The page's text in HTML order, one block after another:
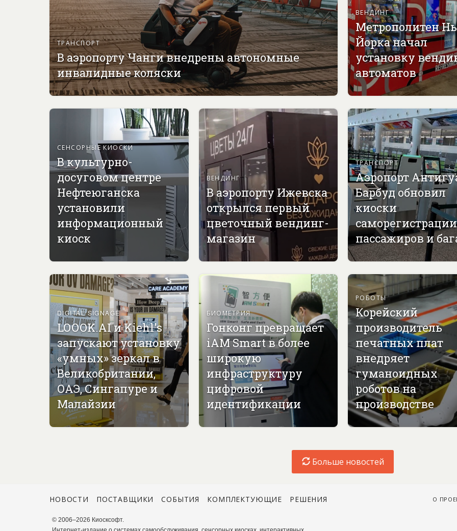
ТРАНСПОРТ
В аэропорту Чанги внедрены автономные
инвалидные коляски
ВЕНДИНГ
Метрополитен
Йорка начал
установку
автоматов
СЕНСОРНЫЕ КИОСКИ
В культурно-
досуговом центре
Нефтеюганска
установили
информационный
киоск
ВЕНДИНГ
В аэропорту Ижевска
открылся первый
цветочный вендинг-
магазин
ТРАНСПОРТ
Аэропорт
Барбуд обновил
киоски
саморегистрации
пассажиров и
DIGITAL SIGNAGE
LOOOK.AI и Kiehl's
запускают установку
«умных» зеркал в
Великобритании,
ОАЭ, Сингапуре и
Малайзии
БИОМЕТРИЯ
Гонконг превращает
iAM Smart в более
широкую
инфраструктуру
цифровой
идентификации
РОБОТЫ
Корейский
производитель
печатных плат
внедряет
гуманоидных
роботов на
производстве
Больше новостей
О
НОВОСТИ ПОСТАВЩИКИ СОБЫТИЯ КОМПЛЕКТУЮЩИЕ РЕШЕНИЯ
© 2006–2026 Киосксофт.